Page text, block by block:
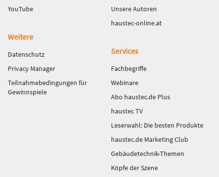
YouTube
Unsere Autoren
haustec-online.at
Weitere
Datenschutz
Privacy Manager
Teilnahmebedingungen für
Gewinnspiele
Services
Fachbegriffe
Webinare
Abo haustec.de Plus
haustec TV
Leserwahl: Die besten Produkte
haustec.de Marketing Club
Gebäudetechnik-Themen
Köpfe der Szene